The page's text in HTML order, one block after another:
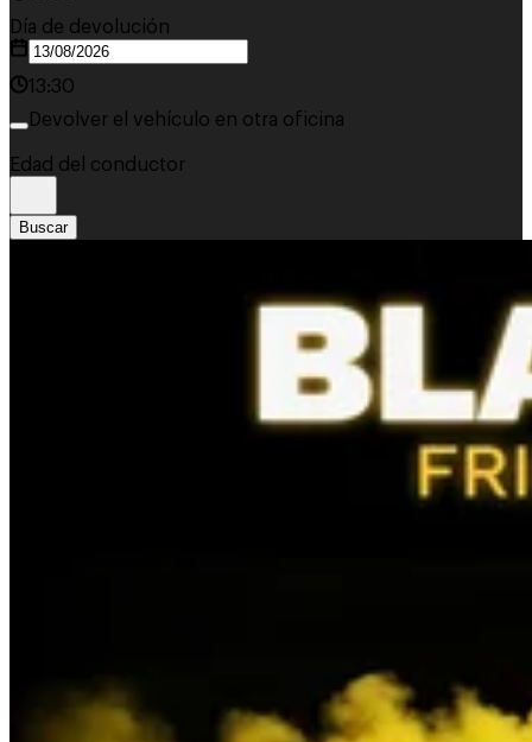
Día de devolución
13:30
Devolver el vehículo en otra oficina
Edad del conductor
Buscar